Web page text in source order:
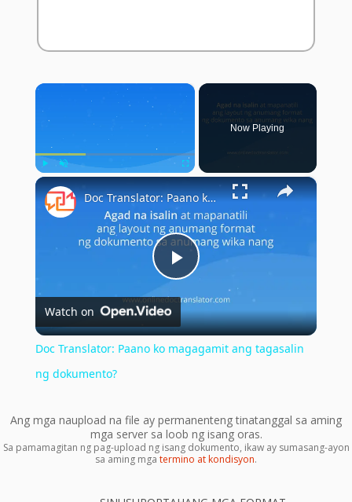
×
Play Unmute Fullscreen
Now Playing
×
Play
Video
Doc Translator: Paano ko magagamit ang tagasalin ng dokumento?
Watch on
Doc Translator: Paano ko magagamit ang tagasalin
ng dokumento?
Ang mga naupload na file ay permanenteng tinatanggal sa aming
mga server sa loob ng isang oras.
Sa pamamagitan ng pag-upload ng isang dokumento, ikaw ay sumasang-ayon
sa aming mga termino at kondisyon.